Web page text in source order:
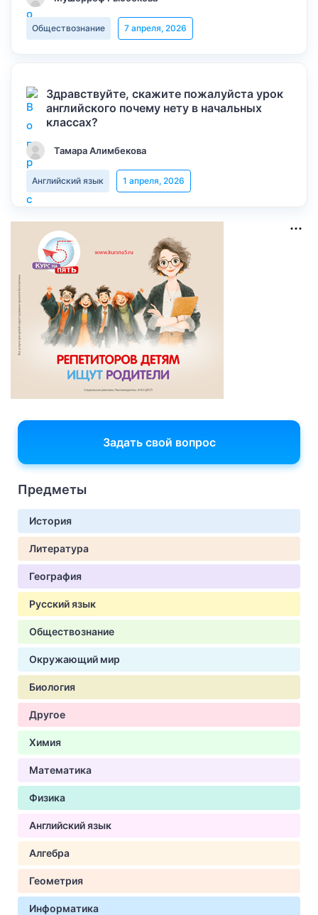
Обществознание 7 апреля, 2026
Здравствуйте, скажите пожалуйста урок
английского почему нету в начальных
классах?
Тамара Алимбекова
Английский язык 1 апреля, 2026
Задать свой вопрос
Предметы
История
Литература
География
Русский язык
Обществознание
Окружающий мир
Биология
Другое
Химия
Математика
Физика
Английский язык
Алгебра
Геометрия
Информатика